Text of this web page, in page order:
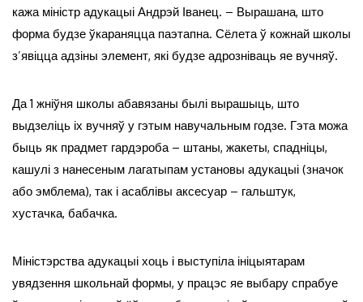
кажа міністр адукацыі Андрэй Іванец. – Вырашана, што
форма будзе ўкараняцца паэтапна. Сёлета ў кожнай школы
з’явіцца адзіны элемент, які будзе адрозніваць яе вучняў.
Да 1 жніўня школы абавязаны былі вырашыць, што
выдзеліць іх вучняў у гэтым навучальным годзе. Гэта можа
быць як прадмет гардэроба – штаны, жакеты, спадніцы,
кашулі з нанесеным лагатыпам установы адукацыі (значок
або эмблема), так і асаблівы аксесуар – гальштук,
хустачка, бабачка.
Міністэрства адукацыі хоць і выступіла ініцыятарам
увядзення школьнай формы, у працэс яе выбару спрабуе